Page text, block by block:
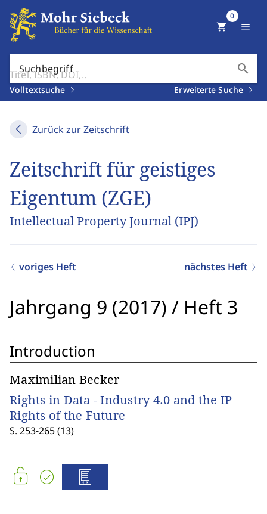
Suchbegriff search
Volltextsuche Erweiterte Suche
shopping_cart
0
menu
Zurück zur Zeitschrift
Zeitschrift für geistiges
Eigentum (ZGE)
Intellectual Property Journal (IPJ)
voriges Heft nächstes Heft
Jahrgang 9 (2017) / Heft 3
Introduction
Maximilian Becker
Rights in Data - Industry 4.0 and the IP
Rights of the Future
S. 253-265 (13)